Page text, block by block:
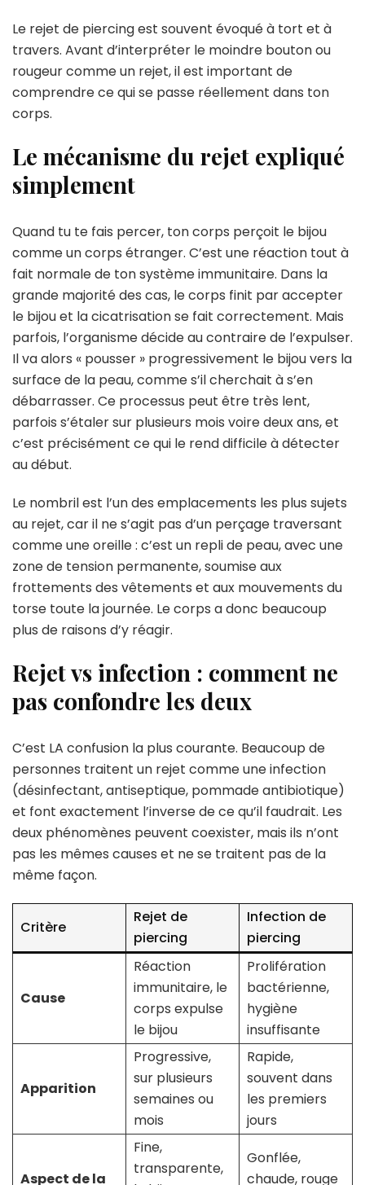
Le rejet de piercing est souvent évoqué à tort et à
travers. Avant d’interpréter le moindre bouton ou
rougeur comme un rejet, il est important de
comprendre ce qui se passe réellement dans ton
corps.
Le mécanisme du rejet expliqué
simplement
Quand tu te fais percer, ton corps perçoit le bijou
comme un corps étranger. C’est une réaction tout à
fait normale de ton système immunitaire. Dans la
grande majorité des cas, le corps finit par accepter
le bijou et la cicatrisation se fait correctement. Mais
parfois, l’organisme décide au contraire de l’expulser.
Il va alors « pousser » progressivement le bijou vers la
surface de la peau, comme s’il cherchait à s’en
débarrasser. Ce processus peut être très lent,
parfois s’étaler sur plusieurs mois voire deux ans, et
c’est précisément ce qui le rend difficile à détecter
au début.
Le nombril est l’un des emplacements les plus sujets
au rejet, car il ne s’agit pas d’un perçage traversant
comme une oreille : c’est un repli de peau, avec une
zone de tension permanente, soumise aux
frottements des vêtements et aux mouvements du
torse toute la journée. Le corps a donc beaucoup
plus de raisons d’y réagir.
Rejet vs infection : comment ne
pas confondre les deux
C’est LA confusion la plus courante. Beaucoup de
personnes traitent un rejet comme une infection
(désinfectant, antiseptique, pommade antibiotique)
et font exactement l’inverse de ce qu’il faudrait. Les
deux phénomènes peuvent coexister, mais ils n’ont
pas les mêmes causes et ne se traitent pas de la
même façon.
Critère
Rejet de
piercing
Infection de
piercing
Cause
Réaction
immunitaire, le
corps expulse
le bijou
Prolifération
bactérienne,
hygiène
insuffisante
Apparition
Progressive,
sur plusieurs
semaines ou
mois
Rapide,
souvent dans
les premiers
jours
Aspect de la
Fine,
transparente,
Gonflée,
chaude, rouge